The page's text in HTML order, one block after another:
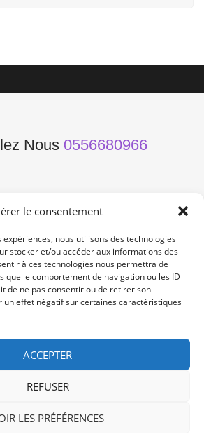
le consentement
nous utilisons des technologies
stocker et/ou accéder aux informations des
à ces technologies nous permettra de
que le comportement de navigation ou les ID
de ne pas consentir ou de retirer son
un effet négatif sur certaines caractéristiques
ACCEPTER
REFUSER
LES PRÉFÉRENCES
Nous 0556680966
de l'Yser 33800
Samedi: 10:00 -19:00
Stop
/ /